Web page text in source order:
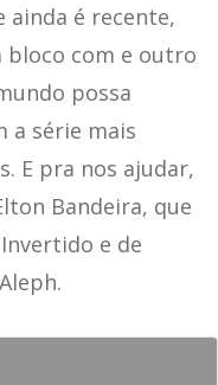
ainda é recente,
com e outro
possa
a série mais
E pra nos ajudar,
Bandeira, que
e de